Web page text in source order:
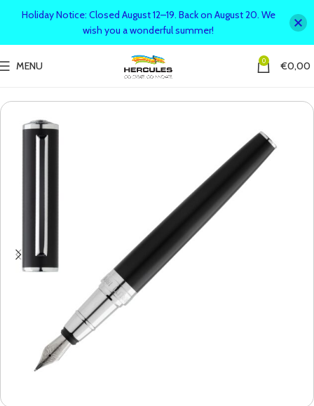
MENU 0 €0,00
Holiday Notice: Closed August 12–19. Back on August 20. We
wish you a wonderful summer!